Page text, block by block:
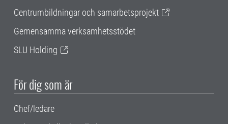
Centrumbildningar och samarbetsprojekt
Gemensamma verksamhetsstödet
SLU Holding
För dig som är
Chef/ledare